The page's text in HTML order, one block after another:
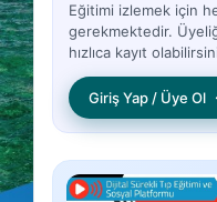
Eğitimi izlemek için
gerekmektedir.
hızlıca kayıt
Giriş Yap / Üye Ol